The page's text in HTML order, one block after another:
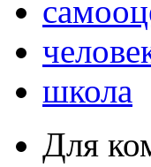
школа
Для